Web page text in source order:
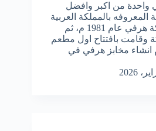
من اكبر وافضل
بالمملكة العربية
السعودية، تأسست شركة هرفي عام 1981 م، ثم
بافتتاح اول مطعم
انشاء مخابز هرفي في